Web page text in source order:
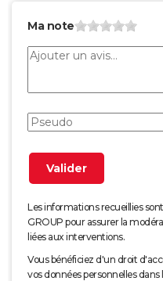
Ma note
Les informations recueillies
GROUP pour assurer la
liées aux interventions.
Vous bénéficiez d'un droit
vos données personnelles dans